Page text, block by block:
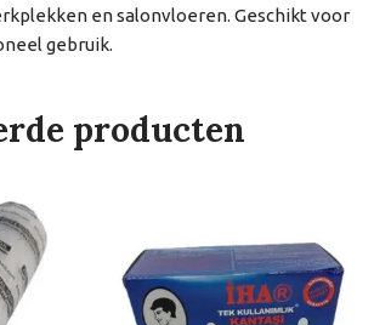
en salonvloeren. Geschikt voor
gebruik.
producten